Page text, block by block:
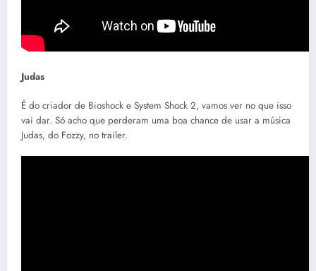
Judas
É do criador de Bioshock e System Shock 2, vamos ver no que isso
vai dar. Só acho que perderam uma boa chance de usar a música
Judas, do Fozzy, no trailer.